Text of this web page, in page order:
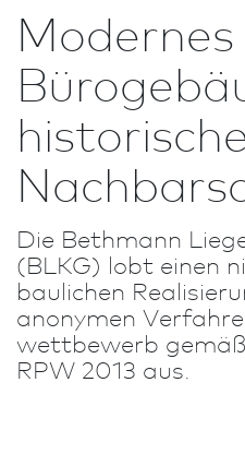
Modernes
Die Bethmann
(BLKG) lobt einen
baulichen
anonymen
wettbewerb
RPW 2013 aus.